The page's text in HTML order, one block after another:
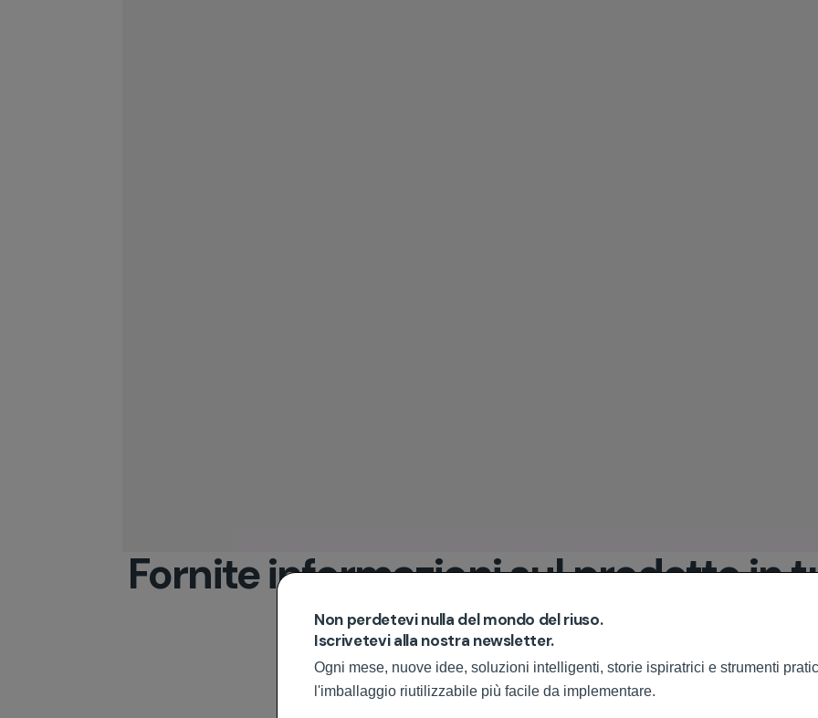
Non perdetevi nulla del mondo del riuso.
Iscrivetevi alla nostra newsletter.
Ogni mese, nuove idee, soluzioni intelligenti, storie ispiratrici e strumenti
l'imballaggio riutilizzabile più facile da implementare.
Fornite informazioni sul prodotto in
Circl’it trasforma i tuoi risultati in dichiarazioni conformi alle normative, di cui i tuoi